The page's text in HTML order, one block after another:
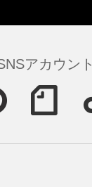
アカウント